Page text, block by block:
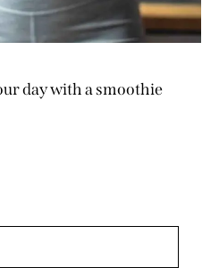
day with a smoothie